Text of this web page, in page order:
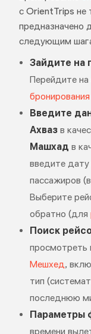
с OrientTrips не
предназначено
следующим
Зайдите на
Перейдите на
Введите
Ахвазв
Машхад в
введите дату
пассажиров
Выберите
обратно (для
Поиск
просмотреть
Мешхед,
тип
последнюю
Параметры
времени